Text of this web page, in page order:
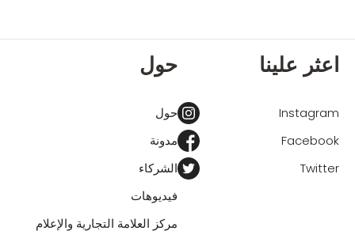
اعثر علينا
Instagram
Facebook
Twitter
حول
حول
مدونة
الشركاء
فيديوهات
مركز العلامة التجارية والإعلام